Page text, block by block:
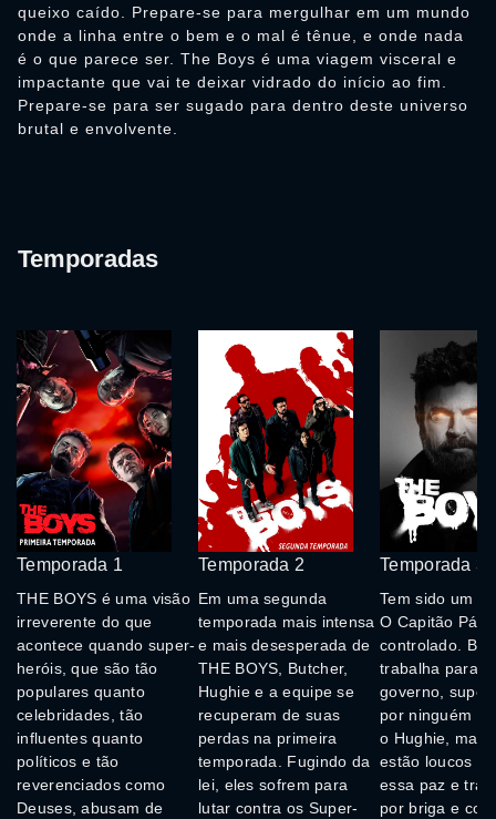
queixo caído. Prepare-se para mergulhar em um mundo
onde a linha entre o bem e o mal é tênue, e onde nada
é o que parece ser. The Boys é uma viagem visceral e
impactante que vai te deixar vidrado do início ao fim.
Prepare-se para ser sugado para dentro deste universo
brutal e envolvente.
Temporadas
Temporada 1
THE BOYS é uma visão
irreverente do que
acontece quando super-
heróis, que são tão
populares quanto
celebridades, tão
influentes quanto
políticos e tão
reverenciados como
Deuses, abusam de
Temporada 2
Em uma segunda
temporada mais intensa
e mais desesperada de
THE BOYS, Butcher,
Hughie e a equipe se
recuperam de suas
perdas na primeira
temporada. Fugindo da
lei, eles sofrem para
lutar contra os Super-
Temporada 3
Tem sido um
O Capitão
controlado.
trabalha para o
governo,
por ninguém
o Hughie, mas
estão loucos
essa paz e
por briga e